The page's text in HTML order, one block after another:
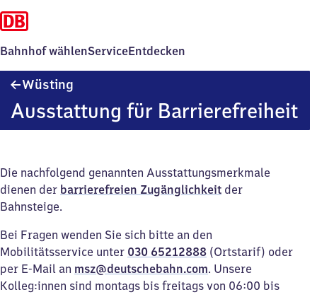
Bahnhof wählenServiceEntdecken
Wüsting
Ausstattung für Barrierefreiheit
Die nachfolgend genannten Ausstattungsmerkmale
dienen der barrierefreien Zugänglichkeit der
Bahnsteige.
Bei Fragen wenden Sie sich bitte an den
Mobilitätsservice unter 030 65212888 (Ortstarif) oder
per E-Mail an msz@deutschebahn.com. Unsere
Kolleg:innen sind montags bis freitags von 06:00 bis